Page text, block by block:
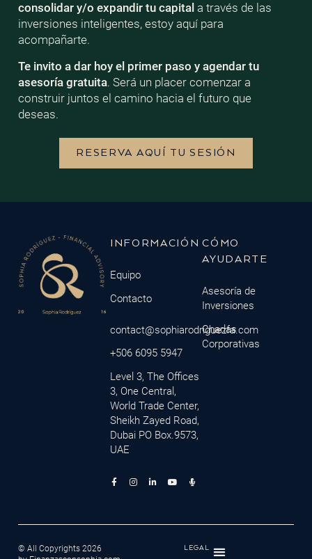
consolidar y/o expandir tu capital a través de las
inversiones inteligentes, estoy aquí para
acompañarte.
Te invito a dar hoy el primer paso y agendar tu
asesoría gratuita. Será un placer comenzar a
construir juntos el camino hacia el futuro que
deseas.
RESERVA AQUÍ TU SESIÓN
INFORMACIÓN
Equipo
Contacto
contact@sophiarodriguezfa.com
+506 6095 5947
Level 3, The Offices
3, One Central,
World Trade Center,
Sheikh Zayed Road,
Dubai PO Box.9573,
UAE
CÓMO
AYUDARTE
Asesoría de
Inversiones
Charlas
Corporativas
© All Copyrights 2026
LEGAL